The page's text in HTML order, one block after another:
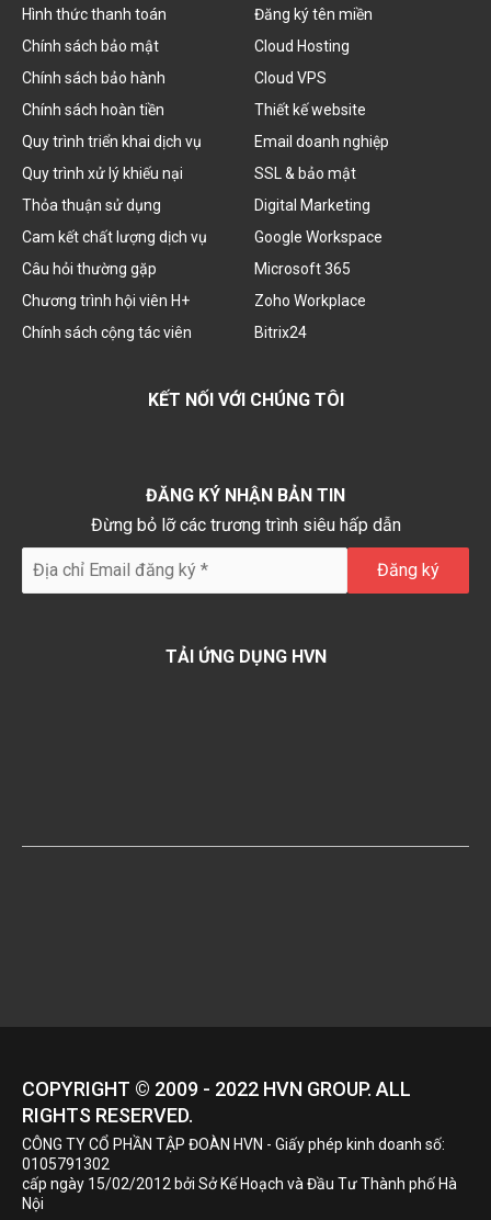
Hình thức thanh toán
Chính sách bảo mật
Chính sách bảo hành
Chính sách hoàn tiền
Quy trình triển khai dịch vụ
Quy trình xử lý khiếu nại
Thỏa thuận sử dụng
Cam kết chất lượng dịch vụ
Câu hỏi thường gặp
Chương trình hội viên H+
Chính sách cộng tác viên
Đăng ký tên miền
Cloud Hosting
Cloud VPS
Thiết kế website
Email doanh nghiệp
SSL & bảo mật
Digital Marketing
Google Workspace
Microsoft 365
Zoho Workplace
Bitrix24
KẾT NỐI VỚI CHÚNG TÔI
ĐĂNG KÝ NHẬN BẢN TIN
Đừng bỏ lỡ các trương trình siêu hấp dẫn
TẢI ỨNG DỤNG HVN
COPYRIGHT © 2009 - 2022 HVN GROUP. ALL
RIGHTS RESERVED.
CÔNG TY CỔ PHẦN TẬP ĐOÀN HVN - Giấy phép kinh doanh số:
0105791302
cấp ngày 15/02/2012 bởi Sở Kế Hoạch và Đầu Tư Thành phố Hà
Nội